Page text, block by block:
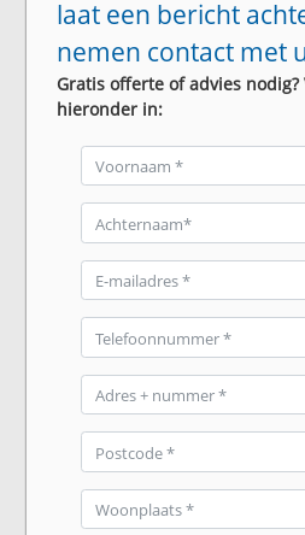
laat een bericht
nemen contact met
Gratis offerte of advies
hieronder in: